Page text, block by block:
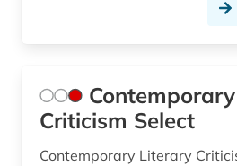
Criticism Select
Contemporary Literary